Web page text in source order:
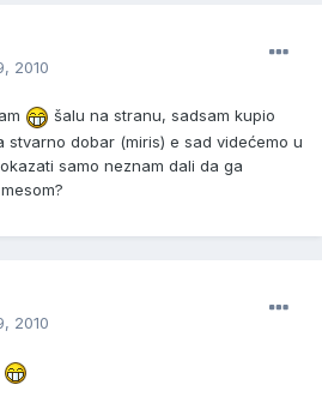
2010
šalu na stranu, sadsam kupio
stvarno dobar (miris) e sad videćemo u
samo neznam dali da ga
2010